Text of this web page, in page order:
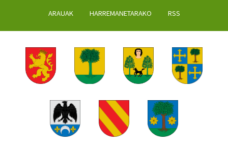
ARAUAK HARREMANETARAKO RSS